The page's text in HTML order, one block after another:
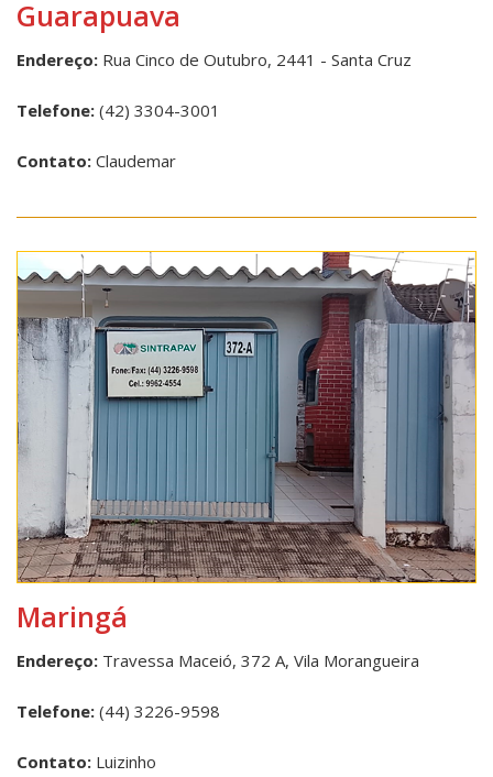
Guarapuava
Endereço: Rua Cinco de Outubro, 2441 - Santa Cruz
Telefone: (42) 3304-3001
Contato: Claudemar
Maringá
Endereço: Travessa Maceió, 372 A, Vila Morangueira
Telefone: (44) 3226-9598
Contato: Luizinho